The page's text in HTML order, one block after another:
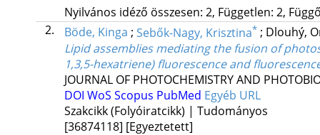
Nyilvános idéző összesen: 2, Független: 2,
2.
Böde, Kinga ; Sebők-Nagy, Krisztina* ; Dlouhý,
Lipid assemblies mediating the fusion of
1,3,5-hexatriene) fluorescence and
JOURNAL OF PHOTOCHEMISTRY AND
DOI WoS Scopus PubMed Egyéb URL
Szakcikk (Folyóiratcikk) | Tudományos
[36874118] [Egyeztetett]